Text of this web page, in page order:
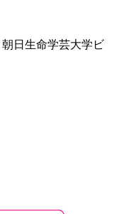
日生命学芸大学ビ